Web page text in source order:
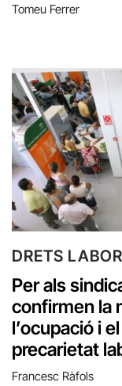
Tomeu Ferrer
DRETS
Per als
confirmen la
l’ocupació i
precarietat
Francesc Ràfols